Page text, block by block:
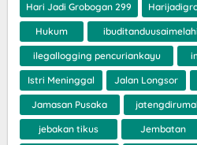
Hari Jadi Grobogan 299
Hukum
ilegallogging pencuriankayu
Istri Meninggal Jalan Longsor
Jamasan Pusaka
jebakan tikus Jembatan